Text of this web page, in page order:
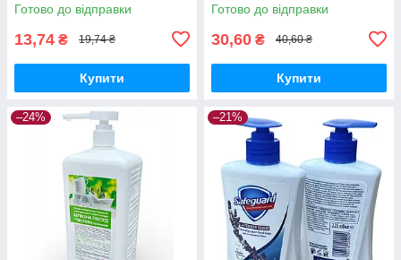
Готово до відправки
13,74 ₴ 19,74 ₴
Купити
Готово до відправки
30,60 ₴ 40,60 ₴
Купити
–24% –21%